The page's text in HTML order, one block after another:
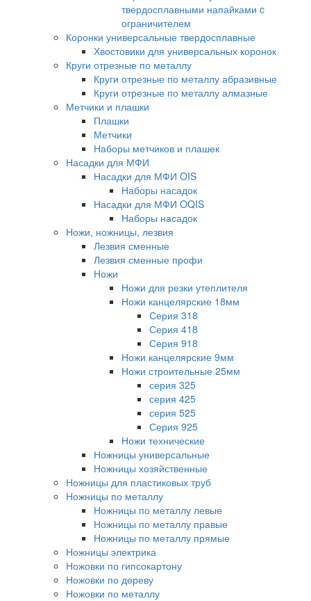
твердосплавными напайками c
ограничителем
Коронки универсальные твердосплавные
Хвостовики для универсальных коронок
Круги отрезные по металлу
Круги отрезные по металлу абразивные
Круги отрезные по металлу алмазные
Метчики и плашки
Плашки
Метчики
Наборы метчиков и плашек
Насадки для МФИ
Насадки для МФИ OIS
Наборы насадок
Насадки для МФИ OQIS
Наборы насадок
Ножи, ножницы, лезвия
Лезвия сменные
Лезвия сменные профи
Ножи
Ножи для резки утеплителя
Ножи канцелярские 18мм
Серия 318
Серия 418
Серия 918
Ножи канцелярские 9мм
Ножи строительные 25мм
серия 325
серия 425
серия 525
Серия 925
Ножи технические
Ножницы универсальные
Ножницы хозяйственные
Ножницы для пластиковых труб
Ножницы по металлу
Ножницы по металлу левые
Ножницы по металлу правые
Ножницы по металлу прямые
Ножницы электрика
Ножовки по гипсокартону
Ножовки по дереву
Ножовки по металлу